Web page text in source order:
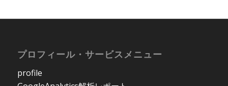
プロフィール・サービスメニュー
profile